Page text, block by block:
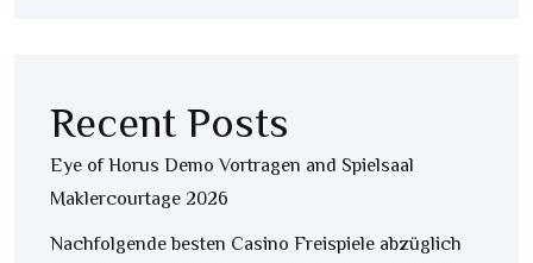
Recent Posts
Eye of Horus Demo Vortragen and Spielsaal
Maklercourtage 2026
Nachfolgende besten Casino Freispiele abzüglich